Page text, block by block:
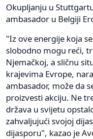
Okupljanju u
ambasador u Belgiji
"Iz ove energije koja
slobodno mogu reći,
Njemačkoj, a sličnu
krajevima Evrope,
ambasador, može da
proizvesti akciju. Ne
država u svijetu
zahvaljujući svojoj
dijasporu", kazao je